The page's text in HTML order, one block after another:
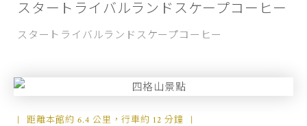
スタートライバルランドスケープコーヒー
スタートライバルランドスケープコーヒー
距離本館約 6.4 公里，行車約 12 分鐘